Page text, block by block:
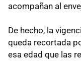
acompañan al
De hecho, la
queda recortada
esa edad que las